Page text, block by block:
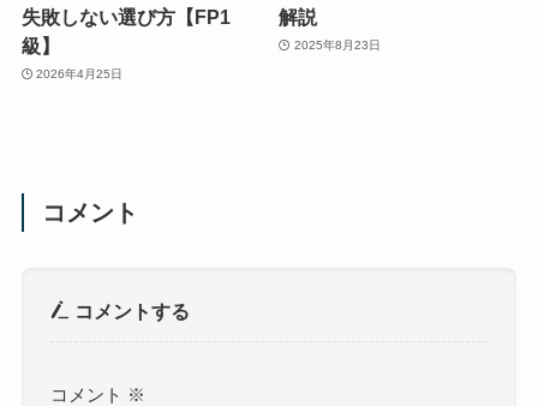
失敗しない選び方【FP1
級】
2026年4月25日
解説
2025年8月23日
コメント
コメントする
コメント ※